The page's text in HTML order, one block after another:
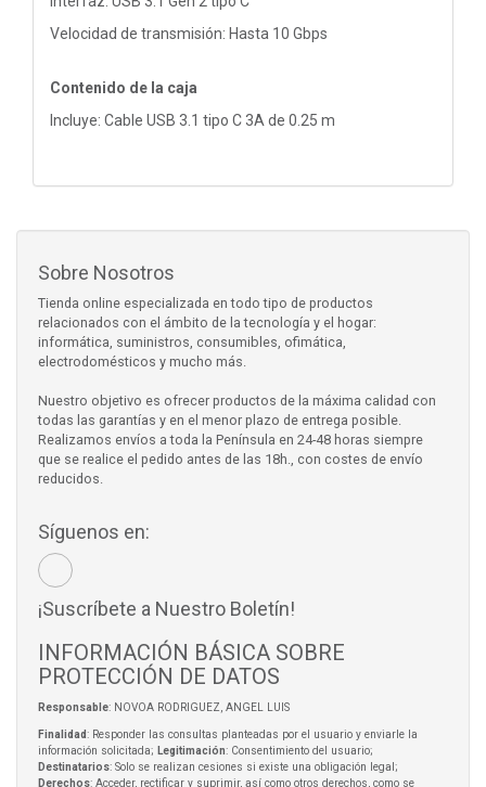
Velocidad de transmisión: Hasta 10 Gbps
Contenido de la caja
Incluye: Cable USB 3.1 tipo C 3A de 0.25 m
Sobre Nosotros
Tienda online especializada en todo tipo de productos
relacionados con el ámbito de la tecnología y el hogar:
informática, suministros, consumibles, ofimática,
electrodomésticos y mucho más.
Nuestro objetivo es ofrecer productos de la máxima calidad con
todas las garantías y en el menor plazo de entrega posible.
Realizamos envíos a toda la Península en 24-48 horas siempre
que se realice el pedido antes de las 18h., con costes de envío
reducidos.
Síguenos en:
¡Suscríbete a Nuestro Boletín!
INFORMACIÓN BÁSICA SOBRE
PROTECCIÓN DE DATOS
Responsable: NOVOA RODRIGUEZ, ANGEL LUIS
Finalidad: Responder las consultas planteadas por el usuario y enviarle la
información solicitada; Legitimación: Consentimiento del usuario;
Destinatarios: Solo se realizan cesiones si existe una obligación legal;
Derechos: Acceder, rectificar y suprimir, así como otros derechos, como se